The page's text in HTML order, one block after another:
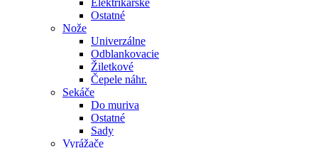
Elektrikárske
Ostatné
Nože
Univerzálne
Odblankovacie
Žiletkové
Čepele náhr.
Sekáče
Do muriva
Ostatné
Sady
Vyrážače